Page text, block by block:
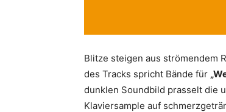
Blitze steigen aus strömendem
des Tracks spricht Bände für
dunklen Soundbild prasselt die
Klaviersample auf